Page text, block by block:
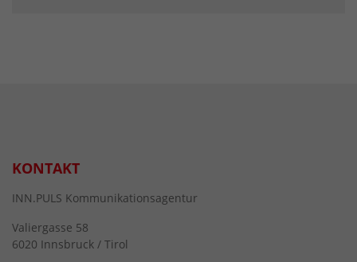
KONTAKT
INN.PULS Kommunikationsagentur
Valiergasse 58
6020 Innsbruck / Tirol